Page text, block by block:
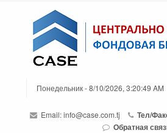
Понедельник - 8/10/2026, 3:20:49 AM
Email:info@case.com.tj
Тел/
Обратная